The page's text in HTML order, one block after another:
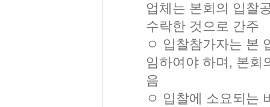
업체는 본회의 입찰
수락한 것으로 간주
ㅇ 입찰참가자는 본
임하여야 하며, 본회
음
ㅇ 입찰에 소요되는